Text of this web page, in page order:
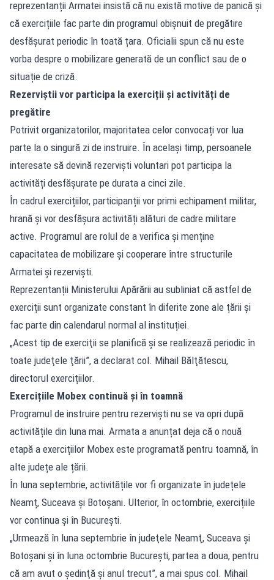
reprezentanții Armatei insistă că nu există motive de panică și
că exercițiile fac parte din programul obișnuit de pregătire
desfășurat periodic în toată țara. Oficialii spun că nu este
vorba despre o mobilizare generată de un conflict sau de o
situație de criză.
Rezerviștii vor participa la exerciții și activități de
pregătire
Potrivit organizatorilor, majoritatea celor convocați vor lua
parte la o singură zi de instruire. În același timp, persoanele
interesate să devină rezerviști voluntari pot participa la
activități desfășurate pe durata a cinci zile.
În cadrul exercițiilor, participanții vor primi echipament militar,
hrană și vor desfășura activități alături de cadre militare
active. Programul are rolul de a verifica și menține
capacitatea de mobilizare și cooperare între structurile
Armatei și rezerviști.
Reprezentanții Ministerului Apărării au subliniat că astfel de
exerciții sunt organizate constant în diferite zone ale țării și
fac parte din calendarul normal al instituției.
„Acest tip de exerciţii se planifică şi se realizează periodic în
toate judeţele ţării”, a declarat col. Mihail Bălţătescu,
directorul exercițiilor.
Exercițiile Mobex continuă și în toamnă
Programul de instruire pentru rezerviști nu se va opri după
activitățile din luna mai. Armata a anunțat deja că o nouă
etapă a exercițiilor Mobex este programată pentru toamnă, în
alte județe ale țării.
În luna septembrie, activitățile vor fi organizate în județele
Neamț, Suceava și Botoșani. Ulterior, în octombrie, exercițiile
vor continua și în București.
„Urmează în luna septembrie în judeţele Neamţ, Suceava şi
Botoşani şi în luna octombrie Bucureşti, partea a doua, pentru
că am avut o şedinţă şi anul trecut”, a mai spus col. Mihail